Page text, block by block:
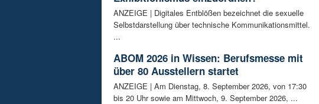
ANZEIGE | Digitales Entblößen bezeichnet die sexuelle
Selbstdarstellung über technische Kommunikationsmittel.
...
ABOM 2026 in Wissen: Berufsmesse mit
über 80 Ausstellern startet
ANZEIGE | Am Dienstag, 8. September 2026, von 17:30
bis 20 Uhr sowie am Mittwoch, 9. September 2026, ...